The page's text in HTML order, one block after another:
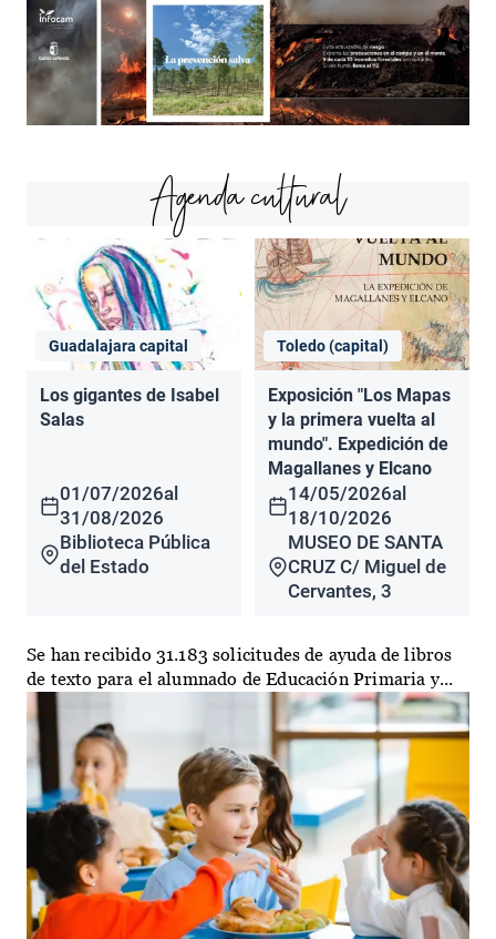
Agenda cultural
Guadalajara capital
Los gigantes de Isabel
Salas
01/07/2026al
31/08/2026
Biblioteca Pública
del Estado
Toledo (capital)
Exposición "Los Mapas
y la primera vuelta al
mundo". Expedición de
Magallanes y Elcano
14/05/2026al
18/10/2026
MUSEO DE SANTA
CRUZ C/ Miguel de
Cervantes, 3
Se han recibido 31.183 solicitudes de ayuda de libros
de texto para el alumnado de Educación Primaria y...